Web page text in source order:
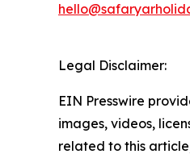
Legal Disclaimer:
EIN Presswire
images, videos,
related to this